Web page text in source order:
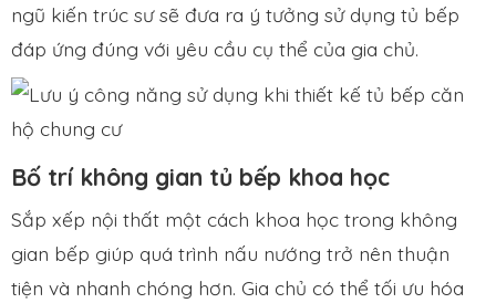
ngũ kiến trúc sư sẽ đưa ra ý tưởng sử dụng tủ bếp
đáp ứng đúng với yêu cầu cụ thể của gia chủ.
Bố trí không gian tủ bếp khoa học
Sắp xếp nội thất một cách khoa học trong không
gian bếp giúp quá trình nấu nướng trở nên thuận
tiện và nhanh chóng hơn. Gia chủ có thể tối ưu hóa